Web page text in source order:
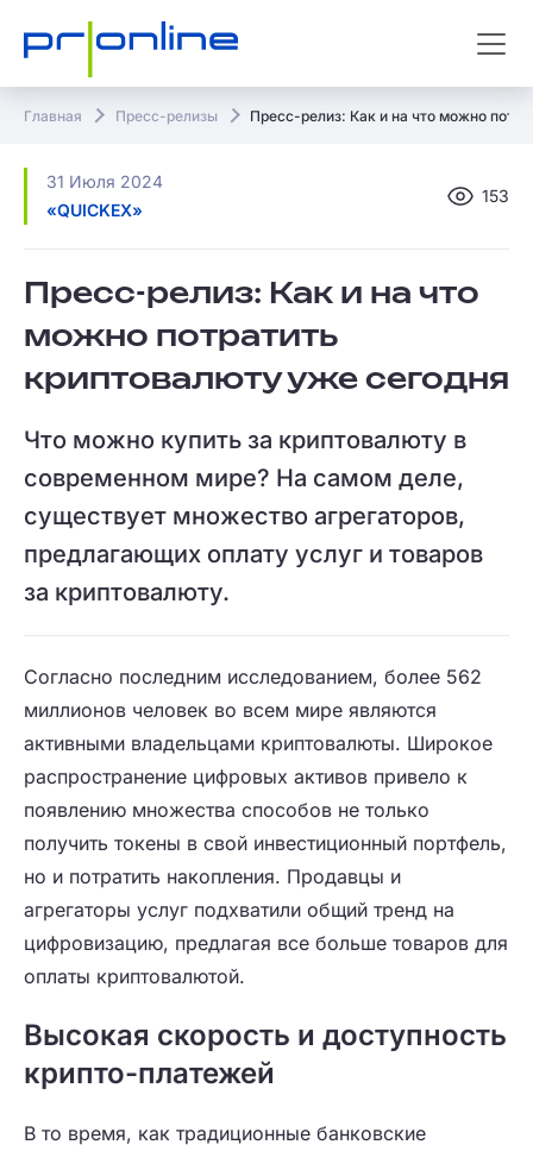
Главная Пресс-релизы Пресс-релиз: Как и на что можно
31 Июля 2024
«QUICKEX»
153
Пресс-релиз: Как и на что
можно потратить
криптовалюту уже сегодня
Что можно купить за криптовалюту в
современном мире? На самом деле,
существует множество агрегаторов,
предлагающих оплату услуг и товаров
за криптовалюту.
Согласно последним исследованием, более 562
миллионов человек во всем мире являются
активными владельцами криптовалюты. Широкое
распространение цифровых активов привело к
появлению множества способов не только
получить токены в свой инвестиционный портфель,
но и потратить накопления. Продавцы и
агрегаторы услуг подхватили общий тренд на
цифровизацию, предлагая все больше товаров для
оплаты криптовалютой.
Высокая скорость и доступность
крипто-платежей
В то время, как традиционные банковские